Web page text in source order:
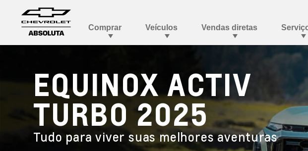
EQUINOX ACTIV
TURBO 2025
Tudo para viver suas melhores aventuras